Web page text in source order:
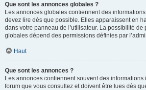
Que sont les annonces globales ?
Les annonces globales contiennent des
devez lire dès que possible. Elles apparaissent en
dans votre panneau de l’utilisateur. La possibilité
globales dépend des permissions définies par
Haut
Que sont les annonces ?
Les annonces contiennent souvent des
forum que vous consultez et doivent être lues dès